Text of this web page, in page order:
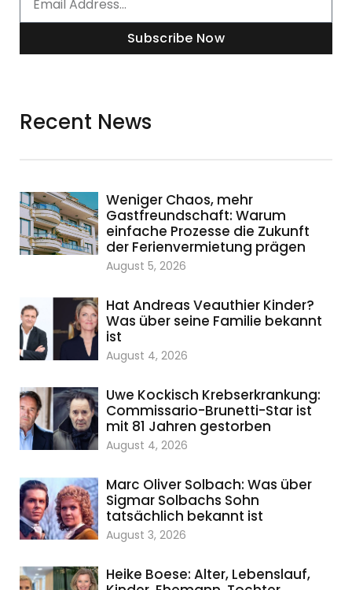
Subscribe Now
Recent News
Weniger Chaos, mehr
Gastfreundschaft: Warum
einfache Prozesse die Zukunft
der Ferienvermietung prägen
August 5, 2026
Hat Andreas Veauthier Kinder?
Was über seine Familie bekannt
ist
August 4, 2026
Uwe Kockisch Krebserkrankung:
Commissario-Brunetti-Star ist
mit 81 Jahren gestorben
August 4, 2026
Marc Oliver Solbach: Was über
Sigmar Solbachs Sohn
tatsächlich bekannt ist
August 3, 2026
Heike Boese: Alter, Lebenslauf,